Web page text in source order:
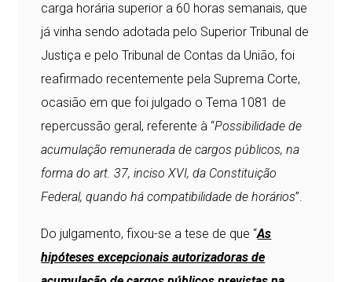
carga horária superior a 60 horas semanais, que
já vinha sendo adotada pelo Superior Tribunal de
Justiça e pelo Tribunal de Contas da União, foi
reafirmado recentemente pela Suprema Corte,
ocasião em que foi julgado o Tema 1081 de
repercussão geral, referente à “Possibilidade de
acumulação remunerada de cargos públicos, na
forma do art. 37, inciso XVI, da Constituição
Federal, quando há compatibilidade de horários”.
Do julgamento, fixou-se a tese de que “As
hipóteses excepcionais autorizadoras de